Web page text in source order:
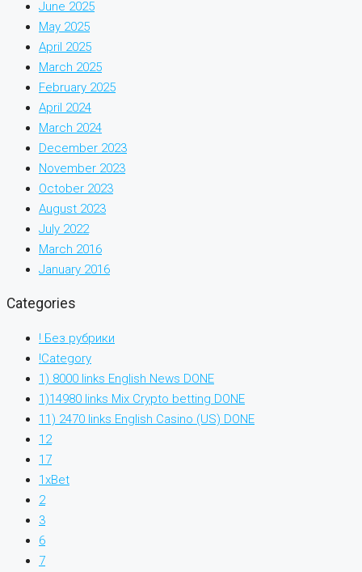
June 2025
May 2025
April 2025
March 2025
February 2025
April 2024
March 2024
December 2023
November 2023
October 2023
August 2023
July 2022
March 2016
January 2016
Categories
! Без рубрики
!Category
1) 8000 links English News DONE
1)14980 links Mix Crypto betting DONE
11) 2470 links English Casino (US) DONE
12
17
1xBet
2
3
6
7